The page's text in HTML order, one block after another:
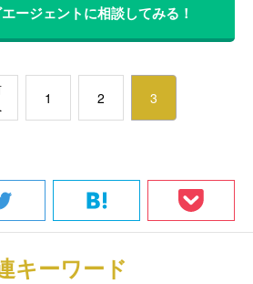
ージェントに相談してみる！
1 2 3
キーワード